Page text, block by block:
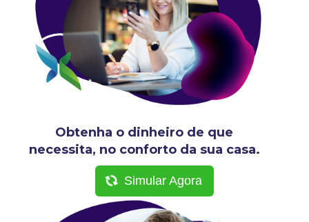
Obtenha o dinheiro de que
necessita, no conforto da sua casa.
Simular Agora